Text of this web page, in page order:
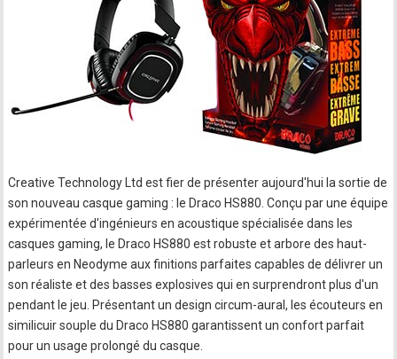
Creative Technology Ltd est fier de présenter aujourd'hui la sortie de
son nouveau casque gaming : le Draco HS880. Conçu par une équipe
expérimentée d'ingénieurs en acoustique spécialisée dans les
casques gaming, le Draco HS880 est robuste et arbore des haut-
parleurs en Neodyme aux finitions parfaites capables de délivrer un
son réaliste et des basses explosives qui en surprendront plus d'un
pendant le jeu. Présentant un design circum-aural, les écouteurs en
similicuir souple du Draco HS880 garantissent un confort parfait
pour un usage prolongé du casque.